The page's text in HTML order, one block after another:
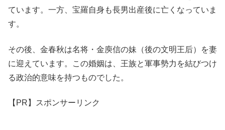
ています。一方、宝羅自身も長男出産後に亡くなっていま
す。
その後、金春秋は名将・金庾信の妹（後の文明王后）を妻
に迎えています。この婚姻は、王族と軍事勢力を結びつけ
る政治的意味を持つものでした。
【PR】スポンサーリンク